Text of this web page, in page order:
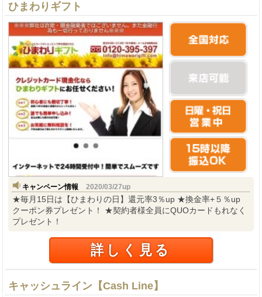
ひまわりギフト
キャンペーン情報 2020/03/27up
★毎月15日は【ひまわりの日】還元率3％up ★換金率+５％up
クーポン券プレゼント！ ★契約者様全員にQUOカードもれなく
プレゼント！
詳しく見る
キャッシュライン【Cash Line】